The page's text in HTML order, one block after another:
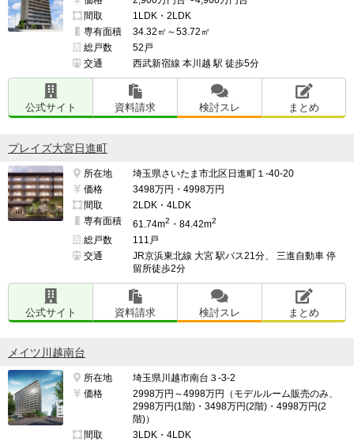
間取
1LDK・2LDK
専有面積
34.32㎡～53.72㎡
総戸数
52戸
交通
西武新宿線 本川越 駅 徒歩5分
公式サイト 資料請求 検討スレ まとめ
プレイズ大宮日進町
所在地
埼玉県さいたま市北区日進町１-40-20
価格
3498万円・4998万円
間取
2LDK・4LDK
専有面積
61.74m2 ・84.42m2
総戸数
111戸
交通
JR京浜東北線 大宮 駅バス21分、 三進自動車 停
留所徒歩2分
公式サイト 資料請求 検討スレ まとめ
メイツ川越南台
所在地
埼玉県川越市南台３-3-2
価格
2998万円～4998万円（モデルルーム販売のみ、
2998万円(1階)・3498万円(2階)・4998万円(2
階)）
間取
3LDK・4LDK